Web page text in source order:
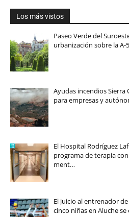
Los más vistos
Paseo Verde del
urbanización sobre la A-
Ayudas incendios Sierra
para empresas y
El Hospital Rodríguez
programa de terapia
ment…
El juicio al entrenador
cinco niñas en Aluche